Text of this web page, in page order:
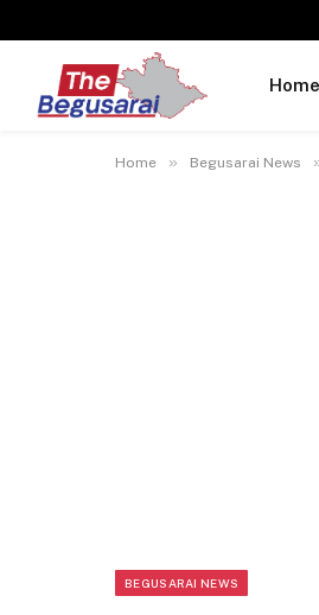
Home
Home » Begusarai News
BEGUSARAI NEWS